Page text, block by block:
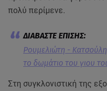
πολύ περίμενε.
Ρουμελιώτη -
το δωμάτιο του γιου
Στη συγκλονιστική της